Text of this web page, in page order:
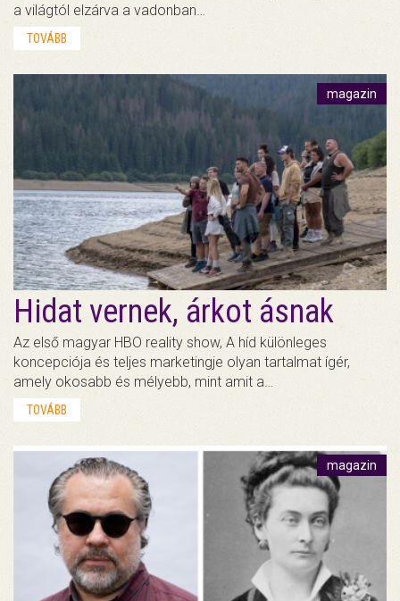
a világtól elzárva a vadonban…
TOVÁBB
magazin
Hidat vernek, árkot ásnak
Az első magyar HBO reality show, A híd különleges
koncepciója és teljes marketingje olyan tartalmat ígér,
amely okosabb és mélyebb, mint amit a…
TOVÁBB
magazin